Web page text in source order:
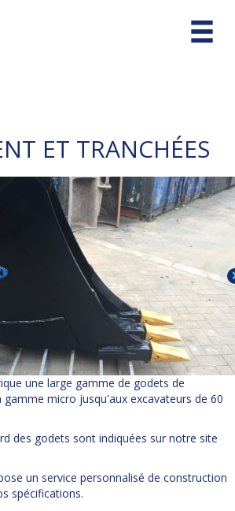
ET TRANCHÉES
une large gamme de godets de
micro jusqu'aux excavateurs de 60
des godets sont indiquées sur notre site
un service personnalisé de construction
spécifications.